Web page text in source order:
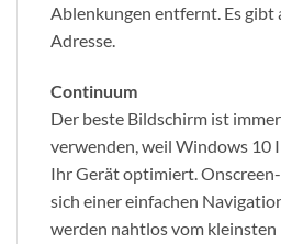
Ablenkungen entfernt. Es gibt
Adresse.
Continuum
Der beste Bildschirm ist immer
verwenden, weil Windows 10
Ihr Gerät optimiert.
sich einer einfachen
werden nahtlos vom kleinsten